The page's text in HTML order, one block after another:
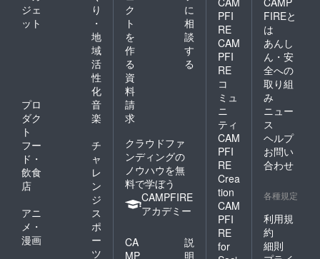
ジェ
ット
り
・
地
域
活
性
化
プロ
ダク
ト
音
楽
フー
ド・
飲食
店
チ
ャ
レ
ン
ジ
アニ
メ・
漫画
ス
ポ
ー
ツ
ク
ト
を
作
る
に
相
談
す
る
資
料
請
求
クラウドファ
ンディングの
ノウハウを無
料で学ぼう
CAMPFIRE
アカデミー
CA
MP
説
明
PFI
RE
CAM
PFI
RE
コ
ミュ
ニ
ティ
CAM
PFI
RE
Crea
tion
CAM
PFI
RE
for
FIREと
は
あんし
ん・安
全への
取り組
み
ニュー
ス
ヘルプ
お問い
合わせ
各種規定
利用規
約
細則